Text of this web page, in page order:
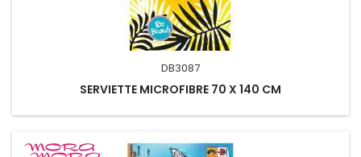
DB3087
SERVIETTE MICROFIBRE 70 X 140 CM